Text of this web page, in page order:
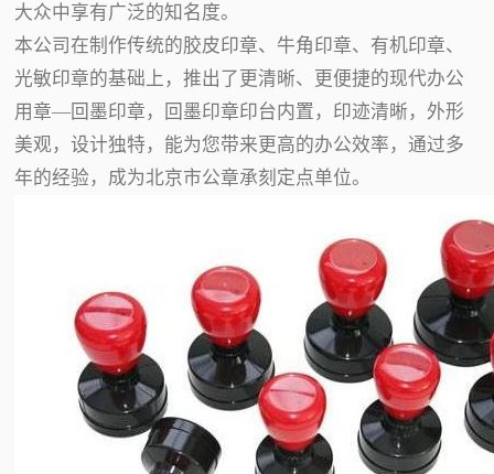
大众中享有广泛的知名度。
本公司在制作传统的胶皮印章、牛角印章、有机印章、
光敏印章的基础上，推出了更清晰、更便捷的现代办公
用章—回墨印章，回墨印章印台内置，印迹清晰，外形
美观，设计独特，能为您带来更高的办公效率，通过多
年的经验，成为北京市公章承刻定点单位。